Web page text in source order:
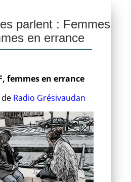
parlent : Femmes
en errance
femmes en errance
Radio Grésivaudan